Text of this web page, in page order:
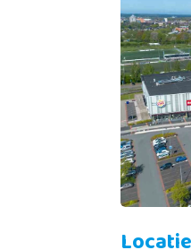
Locatie